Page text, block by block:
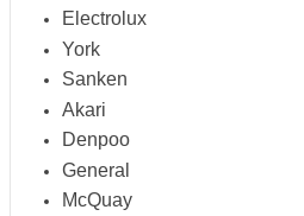
Electrolux
York
Sanken
Akari
Denpoo
General
McQuay